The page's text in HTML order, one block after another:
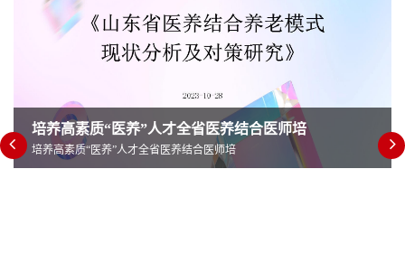
培养高素质“医养”人才全省医养结合医师培
培养高素质“医养”人才全省医养结合医师培